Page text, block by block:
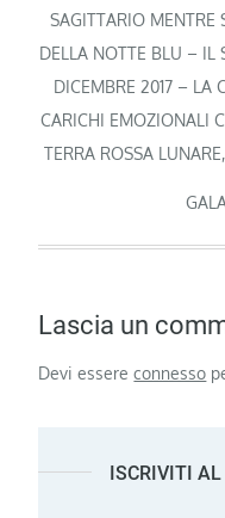
articoli
SAGITTARIO MENTRE
DELLA NOTTE BLU – IL
DICEMBRE 2017 – LA
CARICHI EMOZIONALI
TERRA ROSSA
Lascia un
Devi essereconnesso
ISCRIVITI